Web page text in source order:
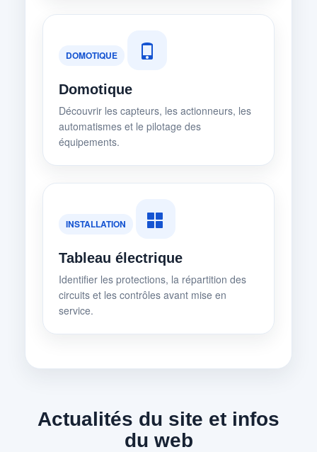
DOMOTIQUE
Domotique
Découvrir les capteurs, les actionneurs, les
automatismes et le pilotage des
équipements.
INSTALLATION
Tableau électrique
Identifier les protections, la répartition des
circuits et les contrôles avant mise en
service.
Actualités du site et infos
du web